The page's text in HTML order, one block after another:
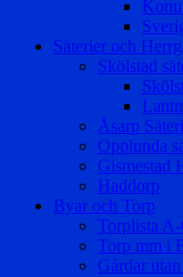
Säterier och
Skölstad
Åsarp Säteri
Opplunda
Gismestad
Haddorp
Byar och Torp
Torplista
Torp mm i
Gårdar